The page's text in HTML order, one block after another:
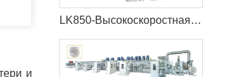
и
LK850-Высокоскоростная машина для производства детских подгузников